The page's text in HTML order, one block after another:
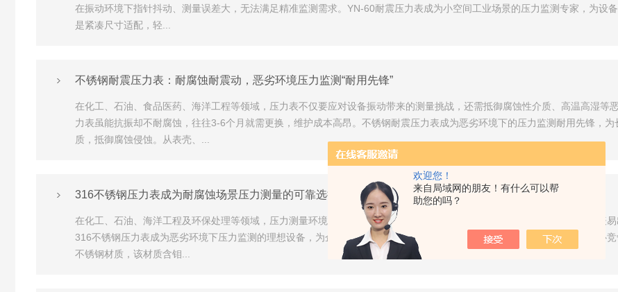
欢迎您！
来自局域网的朋友！有什么可以帮
助您的吗？
在振动环境下指针抖动、测量误差大，无法满足精准监测需求。YN-60耐震压力表成为小空间工业场景的压力监测专家，为设
是紧凑尺寸适配，轻...
不锈钢耐震压力表：耐腐蚀耐震动，恶劣环境压力监测“耐用先锋”
在化工、石油、食品医药、海洋工程等领域，压力表不仅要应对设备振动带来的测量挑战，还需抵御腐蚀性介质、高温高湿
力表虽能抗振却不耐腐蚀，往往3-6个月就需更换，维护成本高昂。不锈钢耐震压力表成为恶劣环境下的压力监测耐用先锋，
质，抵御腐蚀侵蚀。从表壳、...
316不锈钢压力表成为耐腐蚀场景压力测量的可靠选择
在化工、石油、海洋工程及环保处理等领域，压力测量环境常伴随腐蚀性介质或高温高压工况，传统碳钢或304不锈钢压力表
316不锈钢压力表成为恶劣环境下压力监测的理想设备，为企业保障生产安全与工艺稳定提供坚实支撑。不锈钢压力表的核心
不锈钢材质，该材质含钼...